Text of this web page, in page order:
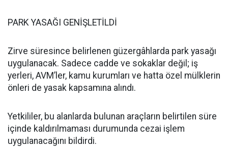
PARK YASAĞI GENİŞLETİLDİ
Zirve süresince belirlenen güzergâhlarda park yasağı
uygulanacak. Sadece cadde ve sokaklar değil; iş
yerleri, AVM’ler, kamu kurumları ve hatta özel mülklerin
önleri de yasak kapsamına alındı.
Yetkililer, bu alanlarda bulunan araçların belirtilen süre
içinde kaldırılmaması durumunda cezai işlem
uygulanacağını bildirdi.